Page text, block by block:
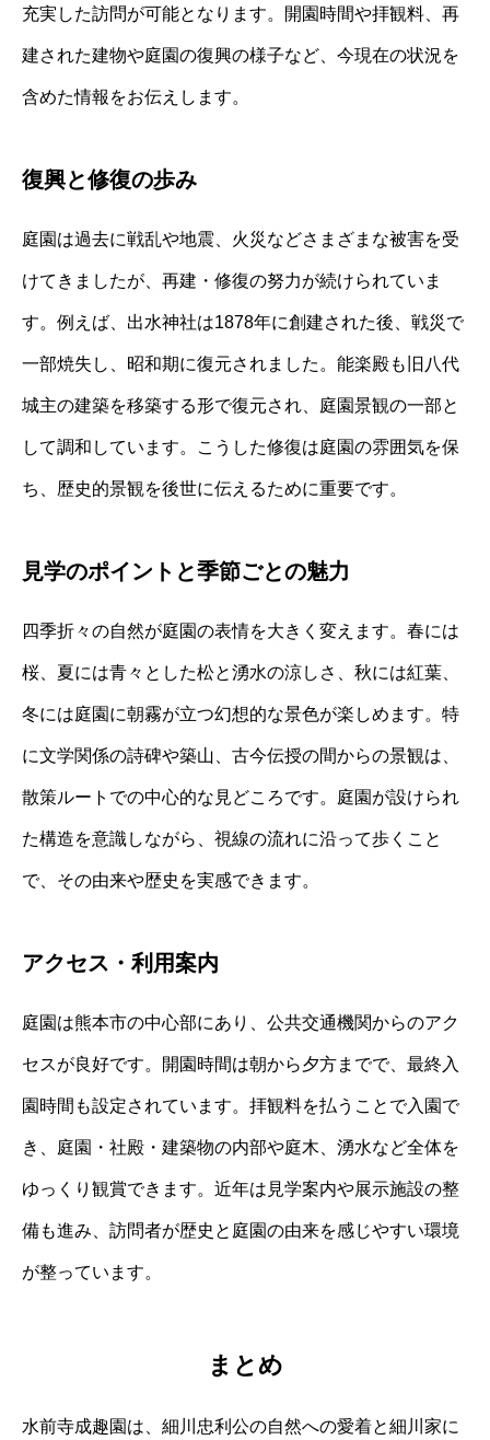
充実した訪問が可能となります。開園時間や拝観料、再
建された建物や庭園の復興の様子など、今現在の状況を
含めた情報をお伝えします。
復興と修復の歩み
庭園は過去に戦乱や地震、火災などさまざまな被害を受
けてきましたが、再建・修復の努力が続けられていま
す。例えば、出水神社は1878年に創建された後、戦災で
一部焼失し、昭和期に復元されました。能楽殿も旧八代
城主の建築を移築する形で復元され、庭園景観の一部と
して調和しています。こうした修復は庭園の雰囲気を保
ち、歴史的景観を後世に伝えるために重要です。
見学のポイントと季節ごとの魅力
四季折々の自然が庭園の表情を大きく変えます。春には
桜、夏には青々とした松と湧水の涼しさ、秋には紅葉、
冬には庭園に朝霧が立つ幻想的な景色が楽しめます。特
に文学関係の詩碑や築山、古今伝授の間からの景観は、
散策ルートでの中心的な見どころです。庭園が設けられ
た構造を意識しながら、視線の流れに沿って歩くこと
で、その由来や歴史を実感できます。
アクセス・利用案内
庭園は熊本市の中心部にあり、公共交通機関からのアク
セスが良好です。開園時間は朝から夕方までで、最終入
園時間も設定されています。拝観料を払うことで入園で
き、庭園・社殿・建築物の内部や庭木、湧水など全体を
ゆっくり観賞できます。近年は見学案内や展示施設の整
備も進み、訪問者が歴史と庭園の由来を感じやすい環境
が整っています。
まとめ
水前寺成趣園は、細川忠利公の自然への愛着と細川家に